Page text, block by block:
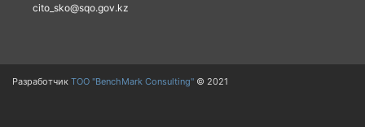
cito_sko@sqo.gov.kz
Разработчик ТОО "BenchMark Consulting" © 2021